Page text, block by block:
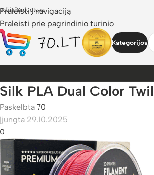
Praleisti į navigaciją
Praleisti prie pagrindinio turinio
Parduotuvė
Kategorijos
Silk PLA Dual Color
Paskelbta 70
Įjungta 29.10.2025
0